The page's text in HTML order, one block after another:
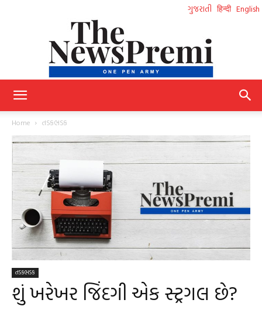
ગુજરાતી हिन्दी English
Gujarati
Home તડકભડક
તડકભડક
શું ખરેખર જિંદગી એક સ્ટ્રગલ છે?